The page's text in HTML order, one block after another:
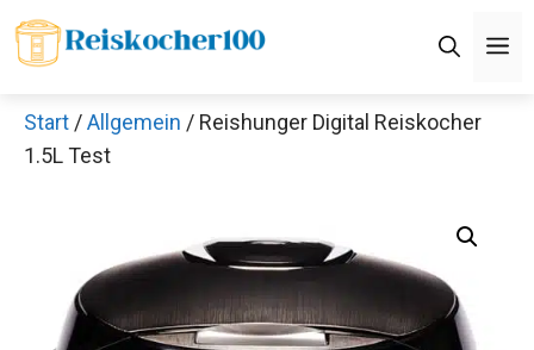
Zum
Inhalt
Start /Allgemein / Reishunger Digital Reiskocher
1.5L Test